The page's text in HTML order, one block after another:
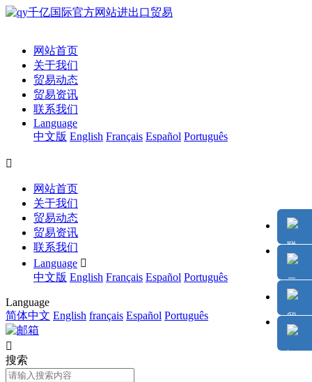
网站首页
关于我们
贸易动态
贸易资讯
联系我们
Language
中文版 English Français Español Português

网站首页
关于我们
贸易动态
贸易资讯
联系我们
Language 
中文版 English Français Español Português
Language
简体中文 English français Español Português

搜索